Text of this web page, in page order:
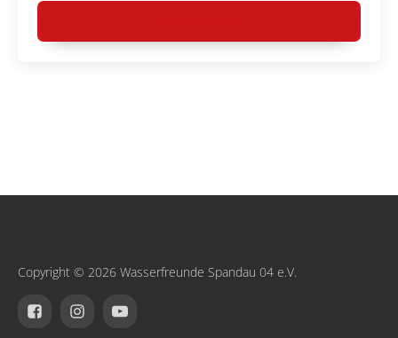
Copyright © 2026 Wasserfreunde Spandau 04 e.V.